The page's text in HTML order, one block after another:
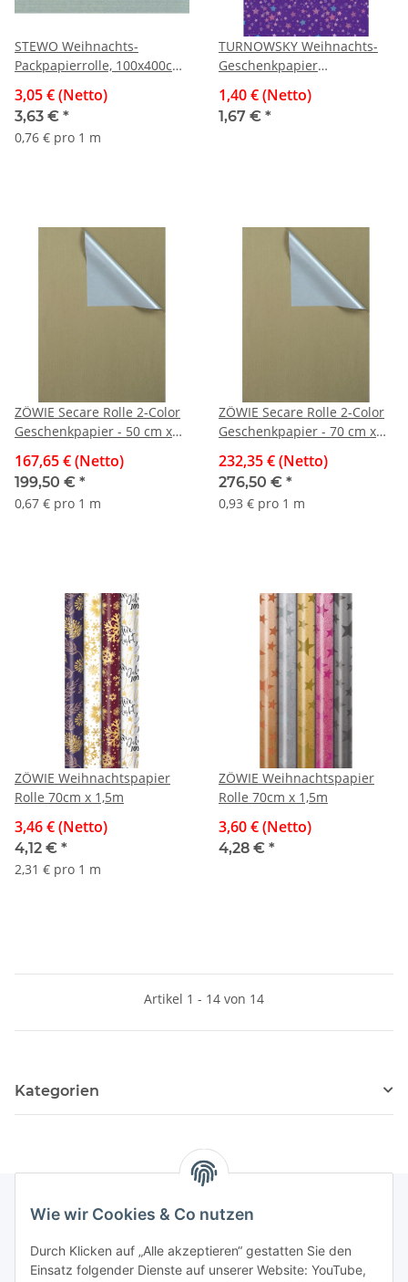
Wie wir Cookies & Co nutzen
Durch Klicken auf „Alle akzeptieren“ gestatten Sie den
Einsatz folgender Dienste auf unserer Website: YouTube,
STEWO Weihnachts-
Packpapierrolle, 100x400cm,
3,05 € (Netto)
3,63 € *
0,76 € pro 1 m
TURNOWSKY Weihnachts-
Geschenkpapier
1,40 € (Netto)
1,67 € *
ZÖWIE Secare Rolle 2-Color
Geschenkpapier - 50 cm x
167,65 € (Netto)
199,50 € *
0,67 € pro 1 m
ZÖWIE Secare Rolle 2-Color
Geschenkpapier - 70 cm x
232,35 € (Netto)
276,50 € *
0,93 € pro 1 m
ZÖWIE Weihnachtspapier
Rolle 70cm x 1,5m
3,46 € (Netto)
4,12 € *
2,31 € pro 1 m
ZÖWIE Weihnachtspapier
Rolle 70cm x 1,5m
3,60 € (Netto)
4,28 € *
Artikel 1 - 14 von 14
Kategorien